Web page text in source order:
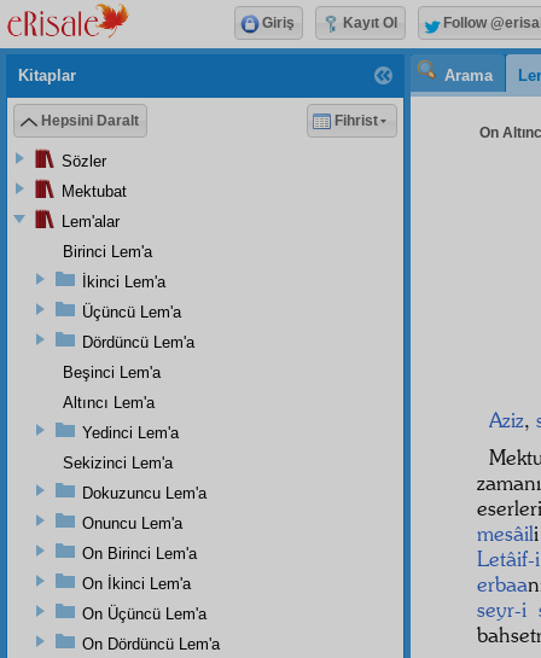
Arama
On
Aziz,
mesâil
erbaa
seyr-i
Kitaplar
Hepsini Daralt Fihrist
Sözler
Mektubat
Lem'alar
Birinci Lem'a
İkinci Lem'a
Üçüncü Lem'a
Dördüncü Lem'a
Beşinci Lem'a
Altıncı Lem'a
Yedinci Lem'a
Sekizinci Lem'a
Dokuzuncu Lem'a
Onuncu Lem'a
On Birinci Lem'a
On İkinci Lem'a
On Üçüncü Lem'a
On Dördüncü Lem'a
Giriş Kayıt Ol Follow